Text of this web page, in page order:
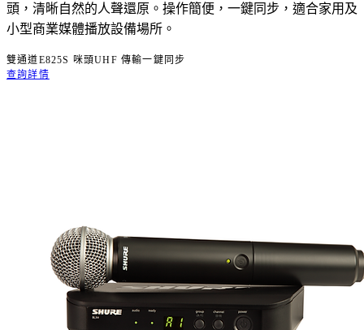
頭，清晰自然的人聲還原。操作簡便，一鍵同步，適合家用及
小型商業媒體播放設備場所。
雙通道E825S 咪頭UHF 傳輸一鍵同步
查詢詳情